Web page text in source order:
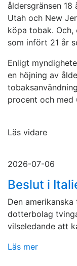
åldersgränsen 18
Utah och New
köpa tobak. Och,
som infört 21 år
Enligt
en höjning av
procent och med
Läs vidare
2026-07-06
Beslut i
Den
dotterbolag
vilseledande att
Läs mer